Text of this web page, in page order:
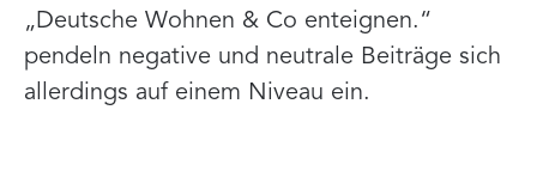
„Deutsche Wohnen & Co enteignen.“
pendeln negative und neutrale Beiträge sich
allerdings auf einem Niveau ein.